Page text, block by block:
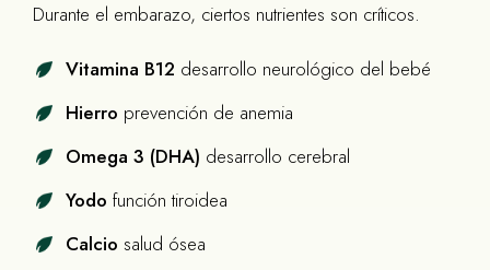
Durante el embarazo, ciertos nutrientes son críticos.
Vitamina B12 desarrollo neurológico del bebé
Hierro prevención de anemia
Omega 3 (DHA) desarrollo cerebral
Yodo función tiroidea
Calcio salud ósea